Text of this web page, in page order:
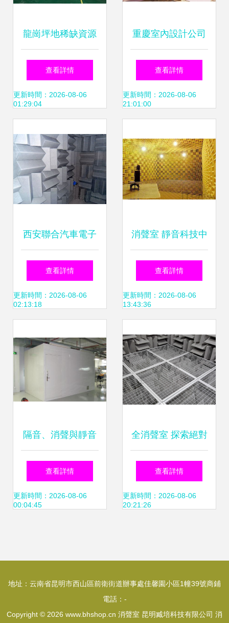
龍崗坪地稀缺資源
坪西南路二樓650
㎡精裝廠房，含消
查看詳情
更新時間：2026-08-06
01:29:04
重慶室內設計公司
分布及消聲室特點
分析
查看詳情
更新時間：2026-08-06
21:01:00
西安聯合汽車電子
消聲室 噪聲精準測
試的專業平臺
查看詳情
更新時間：2026-08-06
02:13:18
消聲室 靜音科技中
的極致空間探索
查看詳情
更新時間：2026-08-06
13:43:36
隔音、消聲與靜音
環境的設計與應用
從聽力測試室到工
查看詳情
更新時間：2026-08-06
00:04:45
全消聲室 探索絕對
靜謐的聲學圣地
查看詳情
更新時間：2026-08-06
20:21:26
地址：云南省昆明市西山區前衛街道辦事處佳馨園小區1幢39號商鋪
電話：-
Copyright © 2026 www.bhshop.cn 消聲室 昆明臧培科技有限公司 消